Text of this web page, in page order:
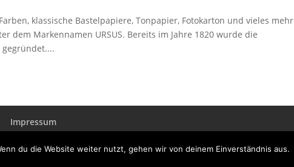
klassische Bastelpapiere, Tonpapier, Fotokarton und vieles mehr
dem Markennamen URSUS. Bereits im Jahre 1820 wurde die
Impressum
du die Website weiter nutzt, gehen wir von deinem Einverständnis aus.